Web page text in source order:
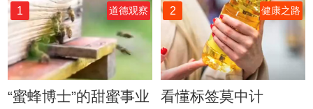
1 道德观察
“蜜蜂博士”的甜蜜事业
2 健康之路
看懂标签莫中计